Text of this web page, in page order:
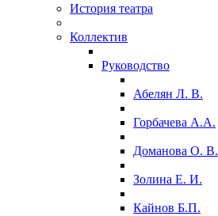
История театра
Коллектив
Руководство
Абелян Л. В.
Горбачева А.А.
Доманова О. В.
Золина Е. И.
Кайнов Б.П.